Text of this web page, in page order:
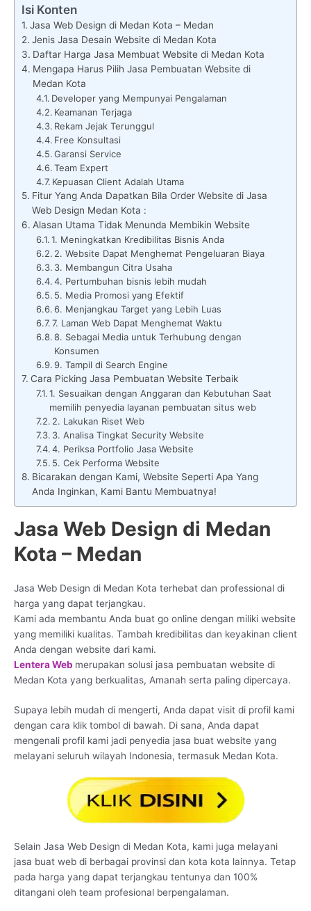
Isi Konten
Jasa Web Design di Medan Kota – Medan
Jenis Jasa Desain Website di Medan Kota
Daftar Harga Jasa Membuat Website di Medan Kota
Mengapa Harus Pilih Jasa Pembuatan Website di
Medan Kota
Developer yang Mempunyai Pengalaman
Keamanan Terjaga
Rekam Jejak Terunggul
Free Konsultasi
Garansi Service
Team Expert
Kepuasan Client Adalah Utama
Fitur Yang Anda Dapatkan Bila Order Website di Jasa
Web Design Medan Kota :
Alasan Utama Tidak Menunda Membikin Website
1. Meningkatkan Kredibilitas Bisnis Anda
2. Website Dapat Menghemat Pengeluaran Biaya
3. Membangun Citra Usaha
4. Pertumbuhan bisnis lebih mudah
5. Media Promosi yang Efektif
6. Menjangkau Target yang Lebih Luas
7. Laman Web Dapat Menghemat Waktu
8. Sebagai Media untuk Terhubung dengan
Konsumen
9. Tampil di Search Engine
Cara Picking Jasa Pembuatan Website Terbaik
1. Sesuaikan dengan Anggaran dan Kebutuhan Saat
memilih penyedia layanan pembuatan situs web
2. Lakukan Riset Web
3. Analisa Tingkat Security Website
4. Periksa Portfolio Jasa Website
5. Cek Performa Website
Bicarakan dengan Kami, Website Seperti Apa Yang
Anda Inginkan, Kami Bantu Membuatnya!
Jasa Web Design di Medan
Kota – Medan
Jasa Web Design di Medan Kota terhebat dan professional di
harga yang dapat terjangkau.
Kami ada membantu Anda buat go online dengan miliki website
yang memiliki kualitas. Tambah kredibilitas dan keyakinan client
Anda dengan website dari kami.
Lentera Web merupakan solusi jasa pembuatan website di
Medan Kota yang berkualitas, Amanah serta paling dipercaya.
Supaya lebih mudah di mengerti, Anda dapat visit di profil kami
dengan cara klik tombol di bawah. Di sana, Anda dapat
mengenali profil kami jadi penyedia jasa buat website yang
melayani seluruh wilayah Indonesia, termasuk Medan Kota.
Selain Jasa Web Design di Medan Kota, kami juga melayani
jasa buat web di berbagai provinsi dan kota kota lainnya. Tetap
pada harga yang dapat terjangkau tentunya dan 100%
ditangani oleh team profesional berpengalaman.